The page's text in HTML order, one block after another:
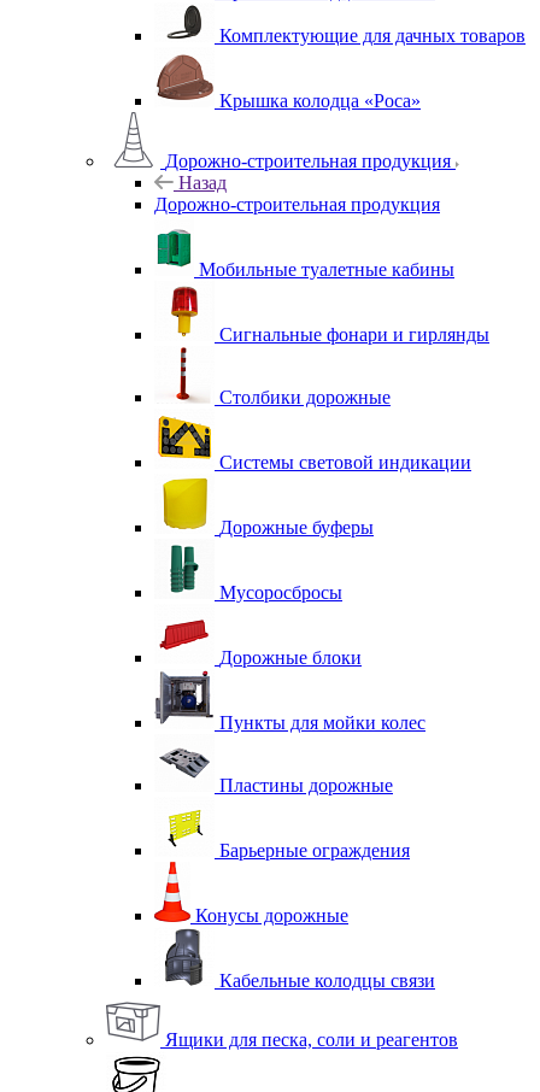
Комплектующие для дачных товаров
Крышка колодца «Роса»
Дорожно-строительная продукция
Назад
Дорожно-строительная продукция
Мобильные туалетные кабины
Сигнальные фонари и гирлянды
Столбики дорожные
Системы световой индикации
Дорожные буферы
Мусоросбросы
Дорожные блоки
Пункты для мойки колес
Пластины дорожные
Барьерные ограждения
Конусы дорожные
Кабельные колодцы связи
Ящики для песка, соли и реагентов